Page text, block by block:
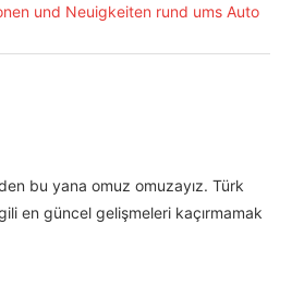
bu yana omuz omuzayız. Türk
en güncel gelişmeleri kaçırmamak